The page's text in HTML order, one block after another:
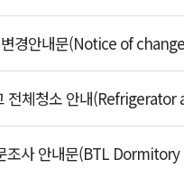
변경안내문(Notice of
전체청소 안내
조사 안내문(BTL